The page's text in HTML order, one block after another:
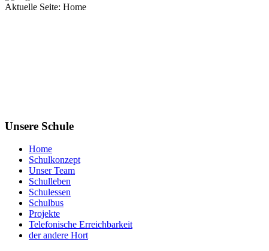
Aktuelle Seite: Home
Unsere Schule
Home
Schulkonzept
Unser Team
Schulleben
Schulessen
Schulbus
Projekte
Telefonische Erreichbarkeit
der andere Hort